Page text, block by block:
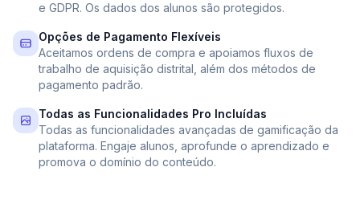
e GDPR. Os dados dos alunos são protegidos.
Opções de Pagamento Flexíveis
Aceitamos ordens de compra e apoiamos fluxos de
trabalho de aquisição distrital, além dos métodos de
pagamento padrão.
Todas as Funcionalidades Pro Incluídas
Todas as funcionalidades avançadas de gamificação da
plataforma. Engaje alunos, aprofunde o aprendizado e
promova o domínio do conteúdo.